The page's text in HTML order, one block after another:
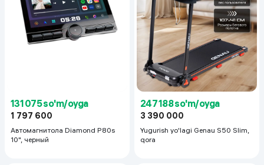
131 075 so'm/oyga
1 797 600
Автомагнитола Diamond P80s
10", черный
247 188 so'm/oyga
3 390 000
Yugurish yo'lagi Genau S50 Slim,
qora